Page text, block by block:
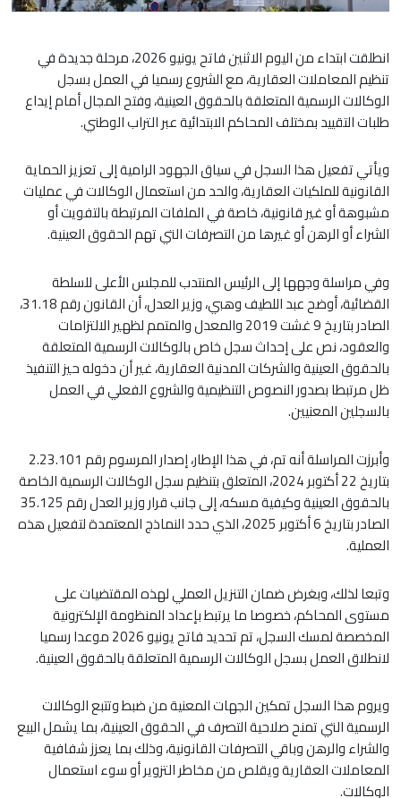
انطلقت ابتداء من اليوم الاثنين فاتح يونيو 2026، مرحلة جديدة في
تنظيم المعاملات العقارية، مع الشروع رسميا في العمل بسجل
الوكالات الرسمية المتعلقة بالحقوق العينية، وفتح المجال أمام إيداع
طلبات التقييد بمختلف المحاكم الابتدائية عبر التراب الوطني.
ويأتي تفعيل هذا السجل في سياق الجهود الرامية إلى تعزيز الحماية
القانونية للملكيات العقارية، والحد من استعمال الوكالات في عمليات
مشبوهة أو غير قانونية، خاصة في الملفات المرتبطة بالتفويت أو
الشراء أو الرهن أو غيرها من التصرفات التي تهم الحقوق العينية.
وفي مراسلة وجهها إلى الرئيس المنتدب للمجلس الأعلى للسلطة
القضائية، أوضح عبد اللطيف وهبي، وزير العدل، أن القانون رقم 31.18،
الصادر بتاريخ 9 غشت 2019 والمعدل والمتمم لظهير الالتزامات
والعقود، نص على إحداث سجل خاص بالوكالات الرسمية المتعلقة
بالحقوق العينية والشركات المدنية العقارية، غير أن دخوله حيز التنفيذ
ظل مرتبطا بصدور النصوص التنظيمية والشروع الفعلي في العمل
بالسجلين المعنيين.
وأبرزت المراسلة أنه تم، في هذا الإطار، إصدار المرسوم رقم 2.23.101
بتاريخ 22 أكتوبر 2024، المتعلق بتنظيم سجل الوكالات الرسمية الخاصة
بالحقوق العينية وكيفية مسكه، إلى جانب قرار وزير العدل رقم 35.125
الصادر بتاريخ 6 أكتوبر 2025، الذي حدد النماذج المعتمدة لتفعيل هذه
العملية.
وتبعا لذلك، وبغرض ضمان التنزيل العملي لهذه المقتضيات على
مستوى المحاكم، خصوصا ما يرتبط بإعداد المنظومة الإلكترونية
المخصصة لمسك السجل، تم تحديد فاتح يونيو 2026 موعدا رسميا
لانطلاق العمل بسجل الوكالات الرسمية المتعلقة بالحقوق العينية.
ويروم هذا السجل تمكين الجهات المعنية من ضبط وتتبع الوكالات
الرسمية التي تمنح صلاحية التصرف في الحقوق العينية، بما يشمل البيع
والشراء والرهن وباقي التصرفات القانونية، وذلك بما يعزز شفافية
المعاملات العقارية ويقلص من مخاطر التزوير أو سوء استعمال
الوكالات.